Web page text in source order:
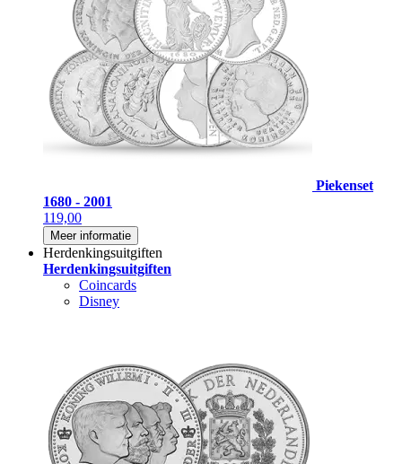
Piekenset
1680 - 2001
119,00
Meer informatie
Herdenkingsuitgiften
Herdenkingsuitgiften
Coincards
Disney